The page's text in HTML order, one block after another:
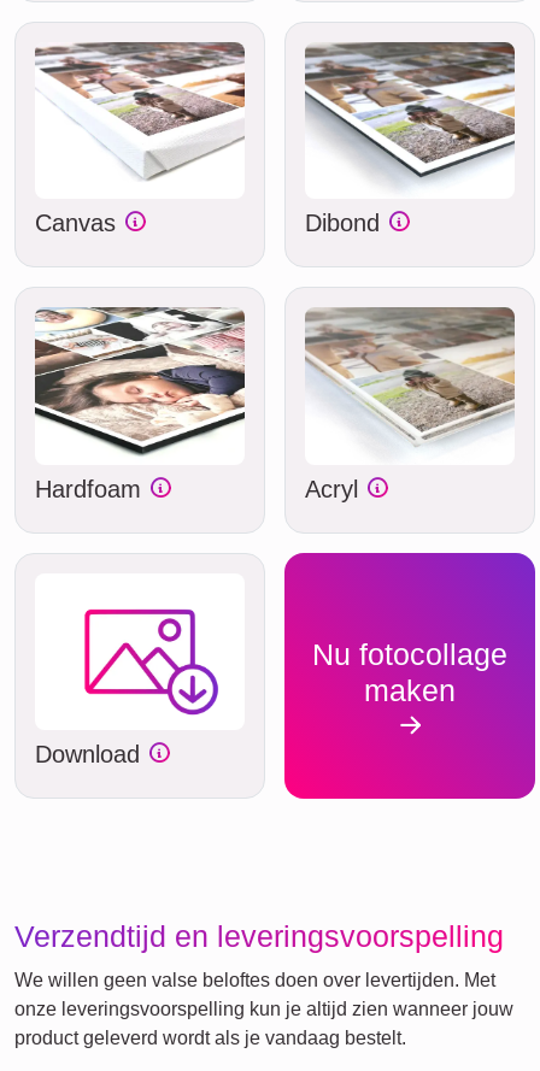
Canvas Dibond
Hardfoam Acryl
Download
Nu fotocollage
maken
Verzendtijd en leveringsvoorspelling
We willen geen valse beloftes doen over levertijden. Met
onze leveringsvoorspelling kun je altijd zien wanneer jouw
product geleverd wordt als je vandaag bestelt.